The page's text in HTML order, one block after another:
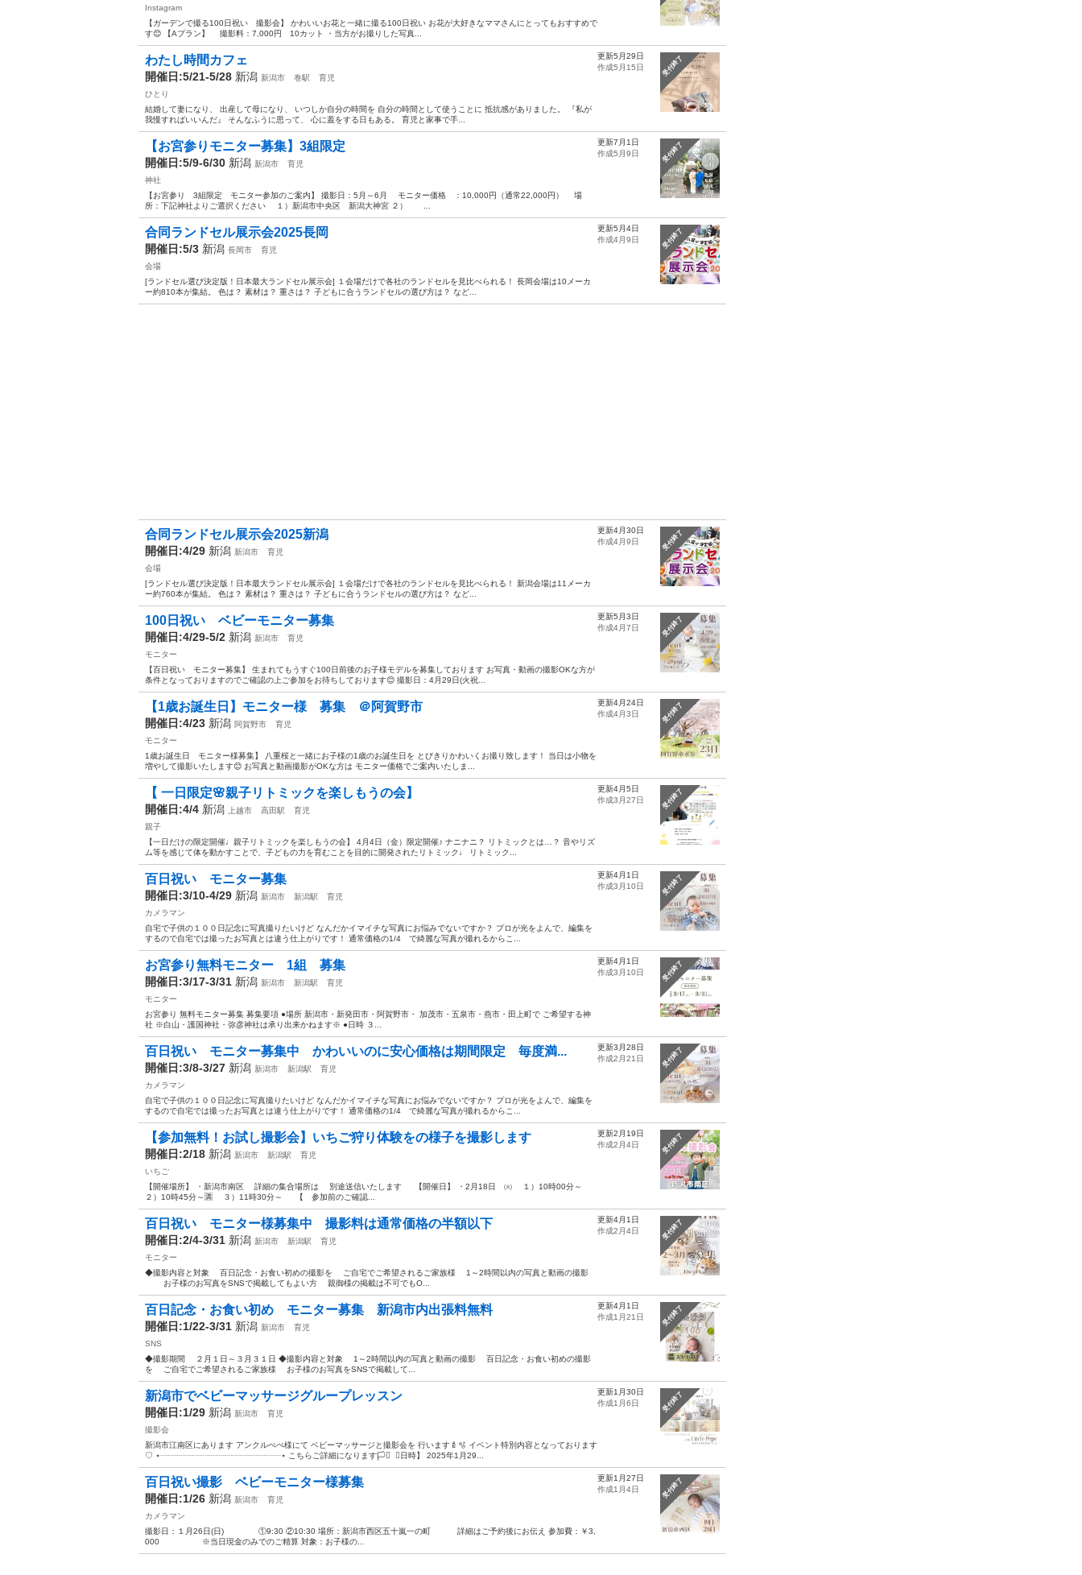
Instagram
【ガーデンで撮る100日祝い 撮影会】 かわいいお花と一緒に撮る100日祝い お花が大好きなママさんにとってもおすすめで
す😊 【Aプラン】 撮影料：7,000円 10カット ・当方がお撮りした写真...
受付終了
わたし時間カフェ
開催日:5/21-5/28 新潟 新潟市 巻駅
育児
ひとり
結婚して妻になり、 出産して母になり、 いつしか自分の時間を 自分の時間として使うことに 抵抗感がありました。 『私が
我慢すればいいんだ』 そんなふうに思って、 心に蓋をする日もある。 育児と家事で手...
更新5月29日
作成5月15日
受付終了
【お宮参りモニター募集】3組限定
開催日:5/9-6/30 新潟 新潟市
育児
神社
【お宮参り 3組限定 モニター参加のご案内】 撮影日：5月～6月 モニター価格 ：10,000円（通常22,000円） 場
所：下記神社よりご選択ください １）新潟市中央区 新潟大神宮 ２） ...
更新7月1日
作成5月9日
受付終了
合同ランドセル展示会2025長岡
開催日:5/3 新潟 長岡市
育児
会場
[ランドセル選び決定版！日本最大ランドセル展示会] １会場だけで各社のランドセルを見比べられる！ 長岡会場は10メーカ
ー約810本が集結。 色は？ 素材は？ 重さは？ 子どもに合うランドセルの選び方は？ など...
更新5月4日
作成4月9日
受付終了
合同ランドセル展示会2025新潟
開催日:4/29 新潟 新潟市
育児
会場
[ランドセル選び決定版！日本最大ランドセル展示会] １会場だけで各社のランドセルを見比べられる！ 新潟会場は11メーカ
ー約760本が集結。 色は？ 素材は？ 重さは？ 子どもに合うランドセルの選び方は？ など...
更新4月30日
作成4月9日
受付終了
100日祝い ベビーモニター募集
開催日:4/29-5/2 新潟 新潟市
育児
モニター
【百日祝い モニター募集】 生まれてもうすぐ100日前後のお子様モデルを募集しております お写真・動画の撮影OKな方が
条件となっておりますのでご確認の上ご参加をお待ちしております😊 撮影日：4月29日(火祝...
更新5月3日
作成4月7日
受付終了
【1歳お誕生日】モニター様 募集 ＠阿賀野市
開催日:4/23 新潟 阿賀野市
育児
モニター
1歳お誕生日 モニター様募集】 八重桜と一緒にお子様の1歳のお誕生日を とびきりかわいくお撮り致します！ 当日は小物を
増やして撮影いたします😊 お写真と動画撮影がOKな方は モニター価格でご案内いたしま...
更新4月24日
作成4月3日
受付終了
【 一日限定🌸親子リトミックを楽しもうの会】
開催日:4/4 新潟 上越市 高田駅
育児
親子
【一日だけの限定開催♩親子リトミックを楽しもうの会】 4月4日（金）限定開催♪ ナニナニ？ リトミックとは…？ 音やリズ
ム等を感じて体を動かすことで、子どもの力を育むことを目的に開発されたリトミック♩ リトミック...
更新4月5日
作成3月27日
受付終了
百日祝い モニター募集
開催日:3/10-4/29 新潟 新潟市 新潟駅
育児
カメラマン
自宅で子供の１００日記念に写真撮りたいけど なんだかイマイチな写真にお悩みでないですか？ プロが光をよんで、編集を
するので自宅では撮ったお写真とは違う仕上がりです！ 通常価格の1/4 で綺麗な写真が撮れるからこ...
更新4月1日
作成3月10日
受付終了
お宮参り無料モニター 1組 募集
開催日:3/17-3/31 新潟 新潟市 新潟駅
育児
モニター
お宮参り 無料モニター募集 募集要項 ●場所 新潟市・新発田市・阿賀野市・ 加茂市・五泉市・燕市・田上町で ご希望する神
社 ※白山・護国神社・弥彦神社は承り出来かねます※ ●日時 ３...
更新4月1日
作成3月10日
受付終了
百日祝い モニター募集中 かわいいのに安心価格は期間限定 毎度満...
開催日:3/8-3/27 新潟 新潟市 新潟駅
育児
カメラマン
自宅で子供の１００日記念に写真撮りたいけど なんだかイマイチな写真にお悩みでないですか？ プロが光をよんで、編集を
するので自宅では撮ったお写真とは違う仕上がりです！ 通常価格の1/4 で綺麗な写真が撮れるからこ...
更新3月28日
作成2月21日
受付終了
【参加無料！お試し撮影会】いちご狩り体験をの様子を撮影します
開催日:2/18 新潟 新潟市 新潟駅
育児
いちご
【開催場所】 ・新潟市南区 詳細の集合場所は 別途送信いたします 【開催日】 ・2月18日 ㈫ １）10時00分～
２）10時45分～🈵 ３）11時30分～ 【 参加前のご確認...
更新2月19日
作成2月4日
受付終了
百日祝い モニター様募集中 撮影料は通常価格の半額以下
開催日:2/4-3/31 新潟 新潟市 新潟駅
育児
モニター
◆撮影内容と対象 百日記念・お食い初めの撮影を ご自宅でご希望されるご家族様 1～2時間以内の写真と動画の撮影
お子様のお写真をSNSで掲載してもよい方 親御様の掲載は不可でもO...
更新4月1日
作成2月4日
受付終了
百日記念・お食い初め モニター募集 新潟市内出張料無料
開催日:1/22-3/31 新潟 新潟市
育児
SNS
◆撮影期間 ２月１日～３月３１日 ◆撮影内容と対象 1～2時間以内の写真と動画の撮影 百日記念・お食い初めの撮影
を ご自宅でご希望されるご家族様 お子様のお写真をSNSで掲載して...
更新4月1日
作成1月21日
受付終了
新潟市でベビーマッサージグループレッスン
開催日:1/29 新潟 新潟市
育児
撮影会
新潟市江南区にあります アンクルぺぺ様にて ベビーマッサージと撮影会を 行います🍼🫧 イベント特別内容となっております
♡ ⋆┈┈┈┈┈┈┈┈┈┈┈┈┈┈┈⋆ こちらご詳細になります🏳️‍⚧️ ⁡ 【日時】 2025年1月29...
更新1月30日
作成1月6日
受付終了
百日祝い撮影 ベビーモニター様募集
開催日:1/26 新潟 新潟市
育児
カメラマン
撮影日：１月26日(日) ①9:30 ②10:30 場所：新潟市西区五十嵐一の町 詳細はご予約後にお伝え 参加費：￥3,
000 ※当日現金のみでのご精算 対象：お子様の...
更新1月27日
作成1月4日